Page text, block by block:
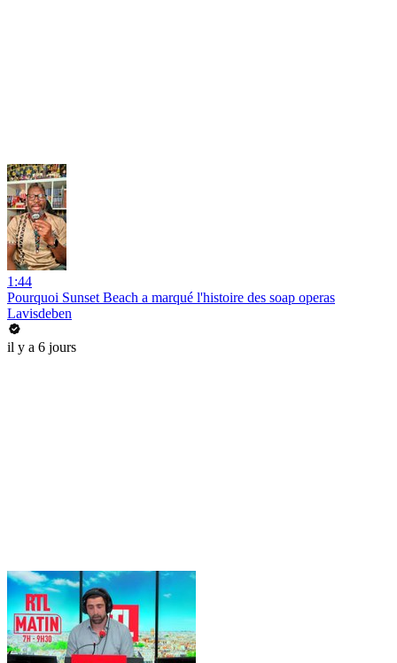
1:44
Pourquoi Sunset Beach a marqué l'histoire des soap operas
Lavisdeben
il y a 6 jours